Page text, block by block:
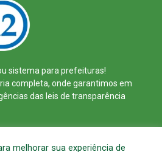
sistema para prefeituras!
completa, onde garantimos em
das leis de transparência
melhorar sua experiência de